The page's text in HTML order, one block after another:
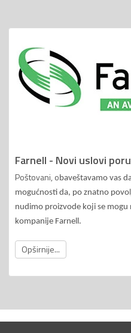
Farnell - Novi uslovi
Poštovani, o baveštavamo vas
mogućnosti da, po znatno
nudimo proizvode koji se
kompanije Farnell.
Opširnije...